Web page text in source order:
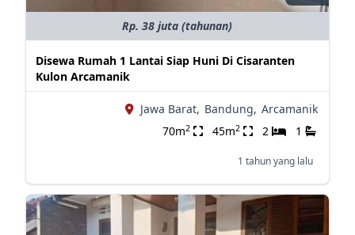
Rp. 38 juta (tahunan)
Disewa Rumah 1 Lantai Siap Huni Di Cisaranten
Kulon Arcamanik
Jawa Barat, Bandung, Arcamanik
70m2 45m2 2 1
1 tahun yang lalu